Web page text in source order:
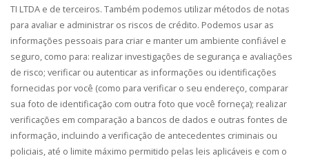
TI LTDA e de terceiros. Também podemos utilizar métodos de notas
para avaliar e administrar os riscos de crédito. Podemos usar as
informações pessoais para criar e manter um ambiente confiável e
seguro, como para: realizar investigações de segurança e avaliações
de risco; verificar ou autenticar as informações ou identificações
fornecidas por você (como para verificar o seu endereço, comparar
sua foto de identificação com outra foto que você forneça); realizar
verificações em comparação a bancos de dados e outras fontes de
informação, incluindo a verificação de antecedentes criminais ou
policiais, até o limite máximo permitido pelas leis aplicáveis e com o